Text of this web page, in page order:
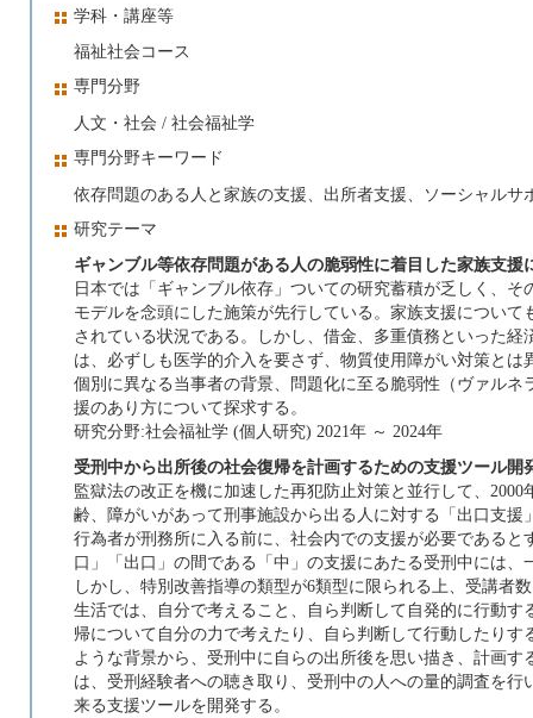
学科・講座等
福祉社会コース
専門分野
人文・社会 / 社会福祉学
専門分野キーワード
依存問題のある人と家族の支援、出所者支援、ソーシャルサ
研究テーマ
ギャンブル等依存問題がある人の脆弱性に着目した家族支援
日本では「ギャンブル依存」ついての研究蓄積が乏しく、
モデルを念頭にした施策が先行している。家族支援につい
されている状況である。しかし、借金、多重債務といった
は、必ずしも医学的介入を要さず、物質使用障がい対策と
個別に異なる当事者の背景、問題化に至る脆弱性（ヴァル
援のあり方について探求する。
研究分野:社会福祉学 (個人研究) 2021年 ～ 2024年
受刑中から出所後の社会復帰を計画するための支援ツール開
監獄法の改正を機に加速した再犯防止対策と並行して、
齢、障がいがあって刑事施設から出る人に対する「出口支
行為者が刑務所に入る前に、社会内での支援が必要である
口」「出口」の間である「中」の支援にあたる受刑中には
しかし、特別改善指導の類型が6類型に限られる上、受講者
生活では、自分で考えること、自ら判断して自発的に行動
帰について自分の力で考えたり、自ら判断して行動したり
ような背景から、受刑中に自らの出所後を思い描き、計画
は、受刑経験者への聴き取り、受刑中の人への量的調査を
来る支援ツールを開発する。